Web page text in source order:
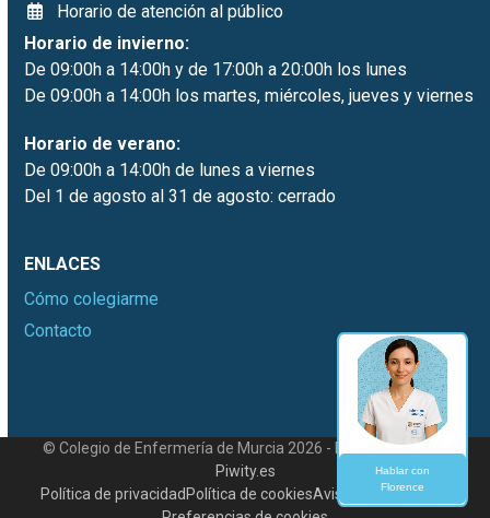
Horario de atención al público
Horario de invierno:
De 09:00h a 14:00h y de 17:00h a 20:00h los lunes
De 09:00h a 14:00h los martes, miércoles, jueves y viernes
Horario de verano:
De 09:00h a 14:00h de lunes a viernes
Del 1 de agosto al 31 de agosto: cerrado
ENLACES
Cómo colegiarme
Contacto
© Colegio de Enfermería de Murcia 2026 - Desarrollado por
Piwity.es
Política de privacidad Política de cookiesAviso legal Contacto
Hablar con
Florence